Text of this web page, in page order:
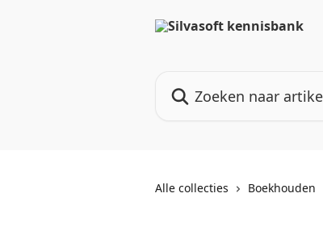
Alle collecties Boekhouden